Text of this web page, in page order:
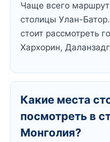
Чаще всего
столицы Улан-
стоит рассмотреть
Хархорин,
Какие места
посмотреть в
Монголия?